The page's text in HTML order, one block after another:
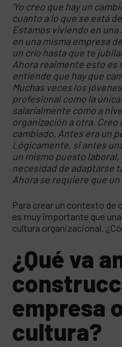
‘Yo creo que hay un
cuanto a lo que se está
Estamos viviendo en
en una misma empresa
un crío hasta que te
Ahora realmente esto es
entiende que hay que
Muchas veces los
profesional como la
salarialmente como a
organización a otra.
cambiado. Antes era un
Lógicamente, si antes
un mismo puesto
necesidad de adaptarse
Ahora se requiere que un
Para crear un contexto
es muy importante que
cultura organizacional.
¿Qué va
empresa
cultura?